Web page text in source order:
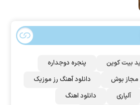
بیت کوین
پنجره دوجداره
مجاز بوش
دانلود آهنگ رز‌ موزیک
آلپاری
دانلود اهنگ